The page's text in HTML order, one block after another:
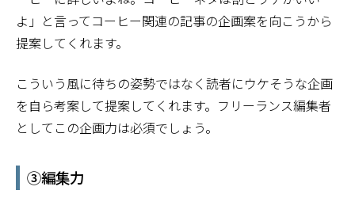
よ」と言ってコーヒー関連の記事の企画案を向こうから
提案してくれます。
こういう風に待ちの姿勢ではなく読者にウケそうな企画
を自ら考案して提案してくれます。フリーランス編集者
としてこの企画力は必須でしょう。
③編集力